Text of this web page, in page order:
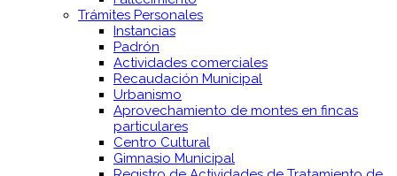
Trámites Personales
Instancias
Padrón
Actividades comerciales
Recaudación Municipal
Urbanismo
Aprovechamiento de montes en fincas
particulares
Centro Cultural
Gimnasio Municipal